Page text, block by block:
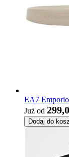
EA7
Już od
Dodaj do